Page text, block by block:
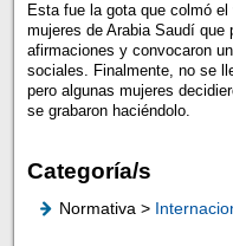
Esta fue la gota que colmó
mujeres de Arabia Saudí que
afirmaciones y convocaron
sociales. Finalmente, no se
pero algunas mujeres
se grabaron haciéndolo.
Categoría/s
Normativa >